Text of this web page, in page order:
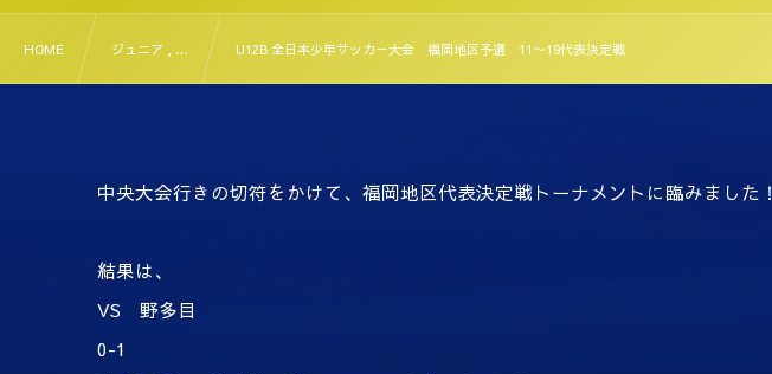
HOME ジュニア , … U12B 全日本少年サッカー大会 福岡地区予選 11〜19代表決定戦
中央大会行きの切符をかけて、福岡地区代表決定戦トーナメントに臨みました！
結果は、
VS 野多目
0-1